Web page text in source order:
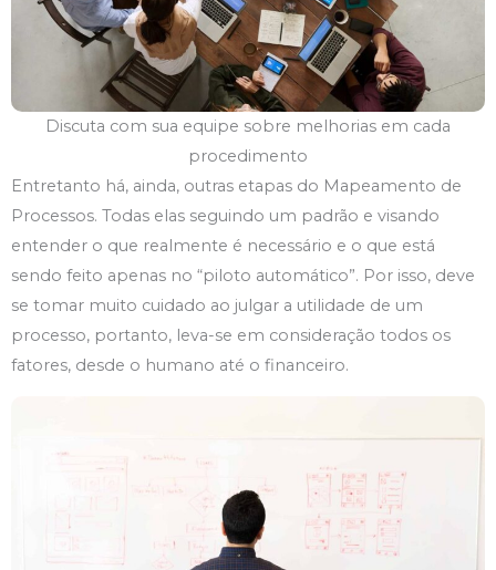
Discuta com sua equipe sobre melhorias em cada
procedimento
Entretanto há, ainda, outras etapas do Mapeamento de
Processos. Todas elas seguindo um padrão e visando
entender o que realmente é necessário e o que está
sendo feito apenas no “piloto automático”. Por isso, deve
se tomar muito cuidado ao julgar a utilidade de um
processo, portanto, leva-se em consideração todos os
fatores, desde o humano até o financeiro.